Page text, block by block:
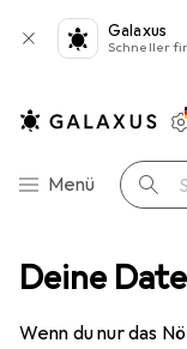
Deine
Wenn du nur das
Galaxus
Schneller
Navigation nach
Menü Suche
Smartphone